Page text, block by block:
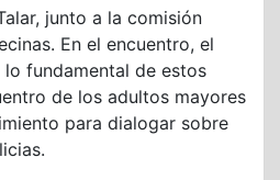
junto a la comisión
En el encuentro, el
fundamental de estos
de los adultos mayores
para dialogar sobre